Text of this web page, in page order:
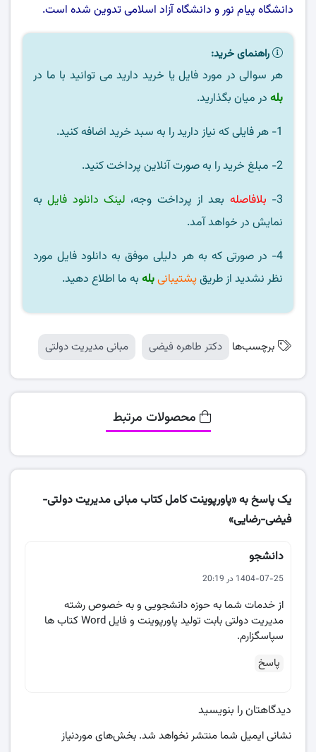
دانشگاه پیام نورو دانشگاه آزاد اسلامیتدوین شده است.
راهنمای خرید:
هر سوالی در مورد فایل یا خرید دارید می توانید با ما در
بله در میان بگذارید.
1- هر فایلی که نیاز دارید را به سبد خرید اضافه کنید.
2- مبلغ خرید را به صورت آنلاین پرداخت کنید.
3-
بلافاصله بعد از پرداخت وجه، لینک دانلود فایلبه
نمایش در خواهد آمد.
4- در صورتی که به هر دلیلی موفق به دانلود فایل مورد
نظر نشدید از طریقپشتیبانیبله به ما اطلاع دهید.
برچسب‌ها دکتر طاهره فیضی مبانی مدیریت دولتی
محصولات مرتبط
یک پاسخ به «پاورپوینت کامل کتاب مبانی مدیریت دولتی-
فیضی-رضایی»
دانشجو
1404-07-25 در 20:19
از خدمات شما به حوزه دانشجویی و به خصوص رشته
مدیریت دولتی بابت تولید پاورپوینت و فایل Word کتاب ها
سپاسگزارم.
پاسخ
دیدگاهتان را بنویسید
نشانی ایمیل شما منتشر نخواهد شد. بخش‌های موردنیاز